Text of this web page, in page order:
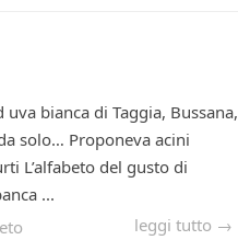
bianca di Taggia, Bussana,
solo… Proponeva acini
L’alfabeto del gusto di
...
leggi tutto →